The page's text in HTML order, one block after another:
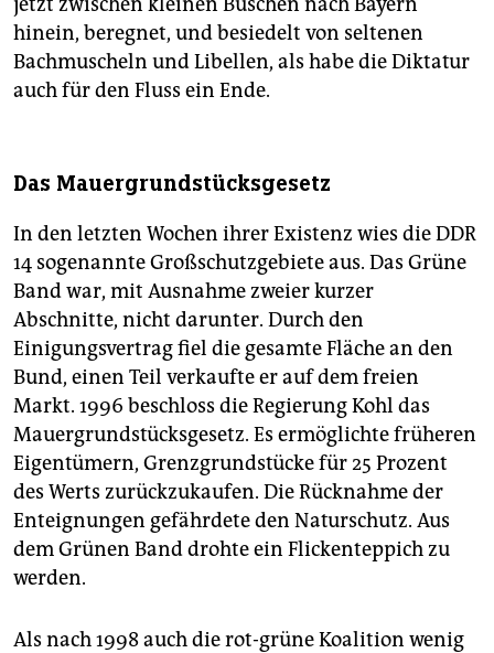
hinein, beregnet, und besiedelt von seltenen
Bachmuscheln und Libellen, als habe die Diktatur
auch für den Fluss ein Ende.
Das Mauergrundstücksgesetz
In den letzten Wochen ihrer Existenz wies die DDR
14 sogenannte Großschutzgebiete aus. Das Grüne
Band war, mit Ausnahme zweier kurzer
Abschnitte, nicht darunter. Durch den
Einigungsvertrag fiel die gesamte Fläche an den
Bund, einen Teil verkaufte er auf dem freien
Markt. 1996 beschloss die Regierung Kohl das
Mauergrundstücksgesetz. Es ermöglichte früheren
Eigentümern, Grenzgrundstücke für 25 Prozent
des Werts zurückzukaufen. Die Rücknahme der
Enteignungen gefährdete den Naturschutz. Aus
dem Grünen Band drohte ein Flickenteppich zu
werden.
Als nach 1998 auch die rot-grüne Koalition wenig